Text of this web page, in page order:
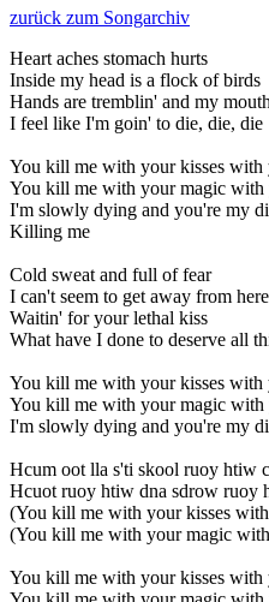
zurück zum Songarchiv
Heart aches stomach hurts
Inside my head is a flock of birds
Hands are tremblin' and my
I feel like I'm goin' to die, die, die
You kill me with your kisses
You kill me with your magic with
I'm slowly dying and you're my
Killing me
Cold sweat and full of fear
I can't seem to get away from here
Waitin' for your lethal kiss
What have I done to deserve all
You kill me with your kisses
You kill me with your magic with
I'm slowly dying and you're my
Hcum oot lla s'ti skool ruoy htiw
Hcuot ruoy htiw dna sdrow ruoy
(You kill me with your kisses
(You kill me with your magic
You kill me with your kisses